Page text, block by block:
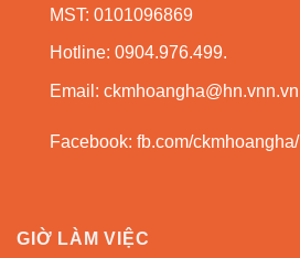
MST: 0101096869
Hotline: 0904.976.499.
Email: ckmhoangha@hn.vnn.vn
Facebook: fb.com/ckmhoangha/
GIỜ LÀM VIỆC